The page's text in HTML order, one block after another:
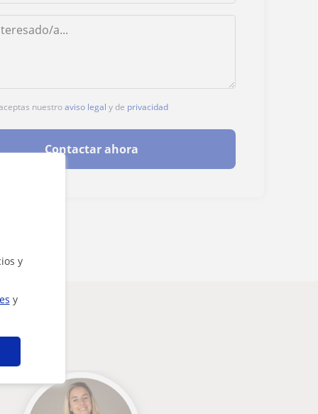
y
y
nuestroaviso legal y de privacidad
Contactar ahora